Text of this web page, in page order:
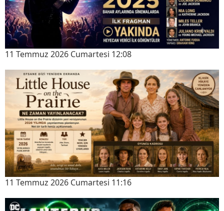
11 Temmuz 2026 Cumartesi 12:08
11 Temmuz 2026 Cumartesi 11:16